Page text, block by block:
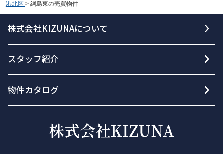
港北区 > 綱島東の売買物件
株式会社KIZUNAについて
スタッフ紹介
物件カタログ